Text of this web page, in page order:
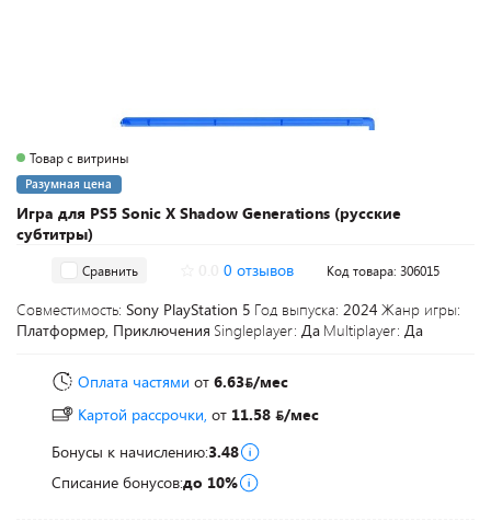
Игра для PS5 Sonic X Shadow Generations (русские
субтитры)
Товар с витрины
Разумная цена
Сравнить 0 отзывов Код товара: 306015
Совместимость: Sony PlayStation 5 Год выпуска: 2024 Жанр игры:
Платформер, Приключения Singleplayer: Да Multiplayer: Да
Оплата частями от 6.63 /мес
Картой рассрочки, от 11.58
/мес
Бонусы к начислению:3.48
Списание бонусов:до 10%